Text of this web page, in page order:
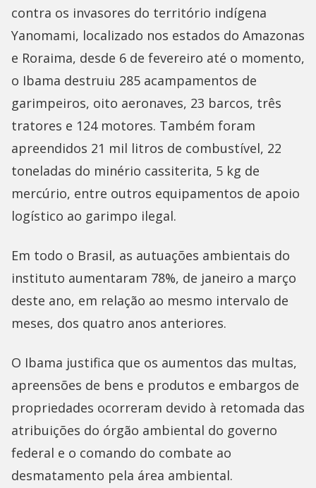
contra os invasores do território indígena
Yanomami, localizado nos estados do Amazonas
e Roraima, desde 6 de fevereiro até o momento,
o Ibama destruiu 285 acampamentos de
garimpeiros, oito aeronaves, 23 barcos, três
tratores e 124 motores. Também foram
apreendidos 21 mil litros de combustível, 22
toneladas do minério cassiterita, 5 kg de
mercúrio, entre outros equipamentos de apoio
logístico ao garimpo ilegal.
Em todo o Brasil, as autuações ambientais do
instituto aumentaram 78%, de janeiro a março
deste ano, em relação ao mesmo intervalo de
meses, dos quatro anos anteriores.
O Ibama justifica que os aumentos das multas,
apreensões de bens e produtos e embargos de
propriedades ocorreram devido à retomada das
atribuições do órgão ambiental do governo
federal e o comando do combate ao
desmatamento pela área ambiental.